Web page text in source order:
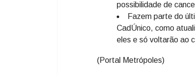
possibilidade de
Fazem parte do
CadÚnico, como
eles e só voltarão ao
(Portal Metrópoles)